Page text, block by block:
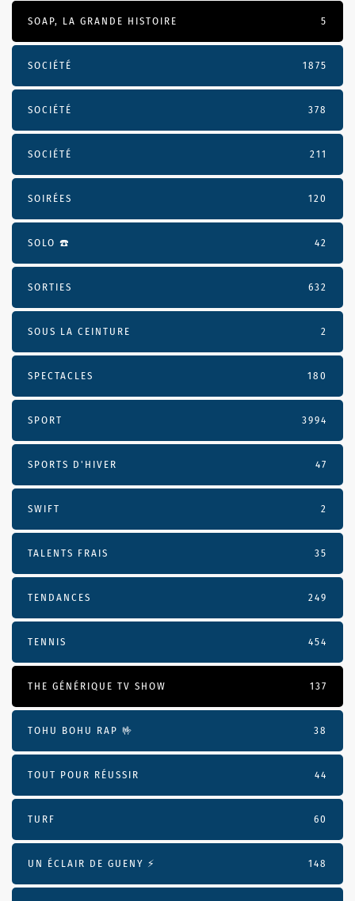
SOAP, LA GRANDE HISTOIRE 5
SOCIÉTÉ 1875
SOCIÉTÉ 378
SOCIÉTÉ 211
SOIRÉES 120
SOLO ☎️ 42
SORTIES 632
SOUS LA CEINTURE 2
SPECTACLES 180
SPORT 3994
SPORTS D'HIVER 47
SWIFT 2
TALENTS FRAIS 35
TENDANCES 249
TENNIS 454
THE GÉNÉRIQUE TV SHOW 137
TOHU BOHU RAP 🤟 38
TOUT POUR RÉUSSIR 44
TURF 60
UN ÉCLAIR DE GUENY ⚡️ 148